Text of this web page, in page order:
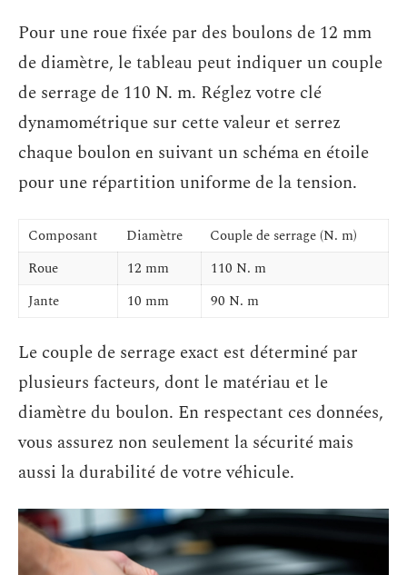
Pour une roue fixée par des boulons de 12 mm
de diamètre, le tableau peut indiquer un couple
de serrage de 110 N. m. Réglez votre clé
dynamométrique sur cette valeur et serrez
chaque boulon en suivant un schéma en étoile
pour une répartition uniforme de la tension.
Composant Diamètre
Couple de serrage (N. m)
Roue
12 mm
110 N. m
Jante
10 mm 90 N. m
Le couple de serrage exact est déterminé par
plusieurs facteurs, dont le matériau et le
diamètre du boulon. En respectant ces données,
vous assurez non seulement la sécurité mais
aussi la durabilité de votre véhicule.